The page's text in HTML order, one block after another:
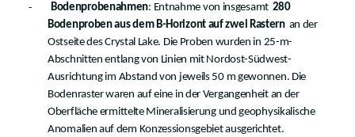
- Bodenprobenahmen: Entnahme von insgesamt 280
Bodenproben aus dem B-Horizont auf zwei Rastern an der
Ostseite des Crystal Lake. Die Proben wurden in 25-m-
Abschnitten entlang von Linien mit Nordost-Südwest-
Ausrichtung im Abstand von jeweils 50 m gewonnen. Die
Bodenraster waren auf eine in der Vergangenheit an der
Oberfläche ermittelte Mineralisierung und geophysikalische
Anomalien auf dem Konzessionsgebiet ausgerichtet.